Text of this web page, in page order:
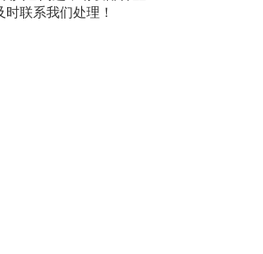
联系我们处理！